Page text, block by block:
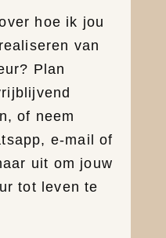
hoe ik jou
van
Plan
of neem
e-mail of
uit om jouw
tot leven te